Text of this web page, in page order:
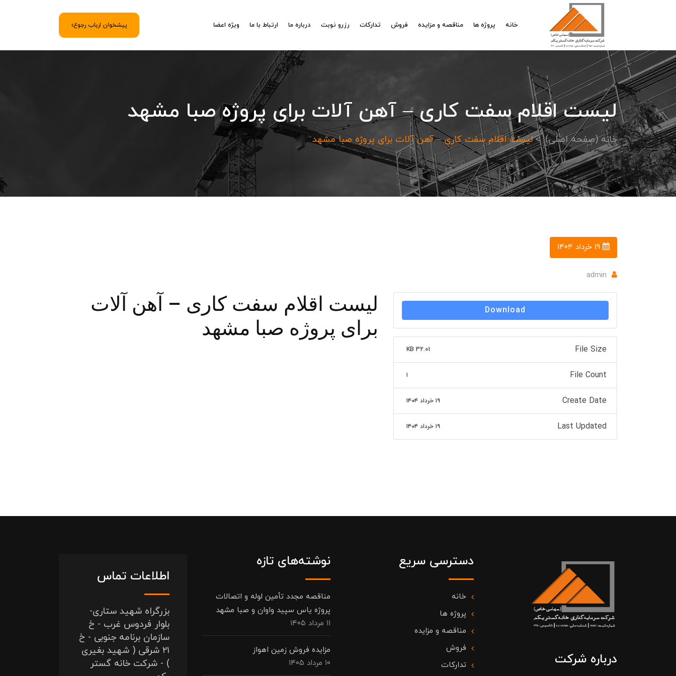
خانه پروژه ها مناقصه و مزایده فروش تدارکات رزرو نوبت درباره ما ارتباط با ما ویژه اعضا پیشخوان ارباب رجوع
لیست اقلام سفت کاری – آهن آلات برای پروژه صبا مشهد
خانه (صفحه اصلی) لیست اقلام سفت کاری – آهن آلات برای پروژه صبا مشهد
admin
Download
File Size
32.01 KB
File Count ۱
Create Date ۱۹ خرداد ۱۴۰۴
Last Updated ۱۹ خرداد ۱۴۰۴
لیست اقلام سفت کاری – آهن آلات
برای پروژه صبا مشهد
درباره شرکت
دسترسی سریع
خانه
پروژه ها
مناقصه و مزایده
فروش
تدارکات
نوشته‌های تازه
مناقصه مجدد تأمین لوله و اتصالات
پروژه یاس سپید واوان و صبا مشهد
۱۱ مرداد ۱۴۰۵
مزایده فروش زمین اهواز
۱۰ مرداد ۱۴۰۵
اطلاعات تماس
بزرگراه شهید ستاری-
بلوار فردوس غرب - خ
سازمان برنامه جنوبی - خ
۲۱ شرقی ( شهید بغیری
) - شرکت خانه گستر